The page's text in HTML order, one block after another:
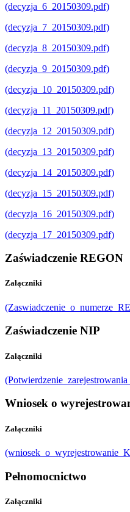
(decyzja_6_20150309.pdf)
(decyzja_7_20150309.pdf)
(decyzja_8_20150309.pdf)
(decyzja_9_20150309.pdf)
(decyzja_10_20150309.pdf)
(decyzja_11_20150309.pdf)
(decyzja_12_20150309.pdf)
(decyzja_13_20150309.pdf)
(decyzja_14_20150309.pdf)
(decyzja_15_20150309.pdf)
(decyzja_16_20150309.pdf)
(decyzja_17_20150309.pdf)
Zaświadczenie REGON
Załączniki
Zaświadczenie NIP
Załączniki
Wniosek o
Załączniki
Pełnomocnictwo
Załączniki